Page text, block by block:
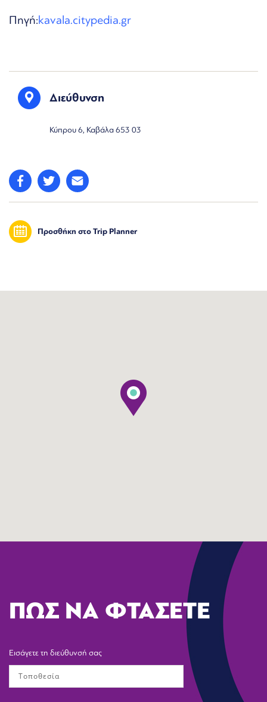
Πηγή:kavala.citypedia.gr
Διεύθυνση
Κύπρου 6, Καβάλα 653 03
Προσθήκη στο Trip Planner
ΠΩΣ ΝΑ ΦΤΑΣΕΤΕ
Εισάγετε τη διεύθυνσή σας